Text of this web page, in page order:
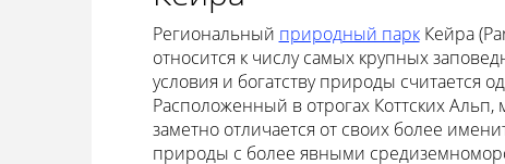
Региональный природный паркКейра
относится к числу самых крупных
условия и богатству природы считается
Расположенный в отрогах Коттских
заметно отличается от своих более
природы с более явными